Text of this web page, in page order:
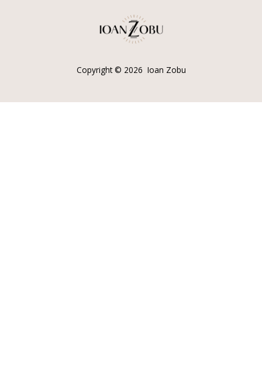
Copyright © 2026 Ioan Zobu